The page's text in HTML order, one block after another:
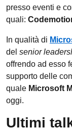
presso eventi e
quali:
In qualità di
del senior
offrendo ad esso
supporto delle
quale Microsoft
oggi.
Ultimi